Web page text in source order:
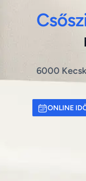
6000
ONLINE